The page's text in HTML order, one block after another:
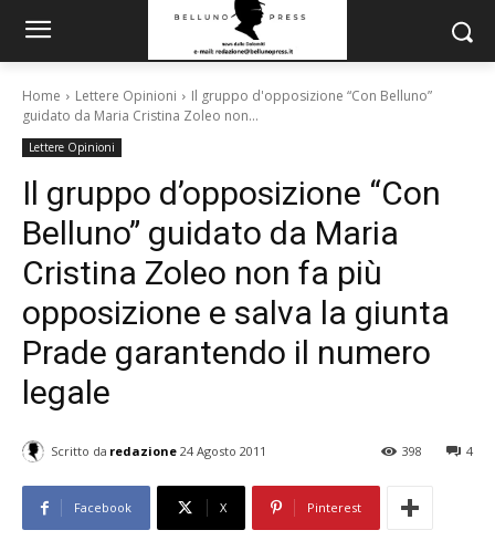
Home Lettere Opinioni
Il gruppo d'opposizione “Con Belluno”
guidato da Maria Cristina Zoleo non...
Lettere Opinioni
Il gruppo d’opposizione “Con
Belluno” guidato da Maria
Cristina Zoleo non fa più
opposizione e salva la giunta
Prade garantendo il numero
legale
Scritto da redazione 24 Agosto 2011 4
398
Facebook X Pinterest